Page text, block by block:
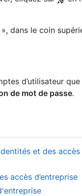
dans le coin
d’utilisateur
de mot de passe.
et des accès
accès d’entreprise